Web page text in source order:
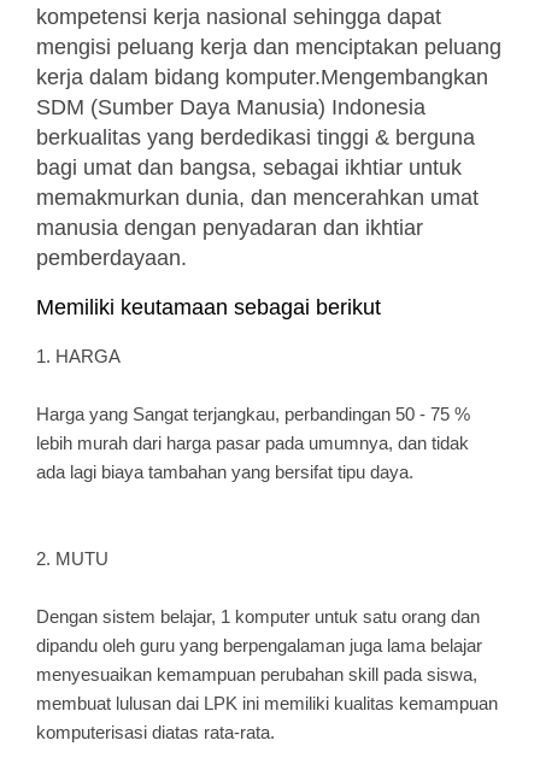
kompetensi kerja nasional sehingga dapat
mengisi peluang kerja dan menciptakan peluang
kerja dalam bidang komputer.Mengembangkan
SDM (Sumber Daya Manusia) Indonesia
berkualitas yang berdedikasi tinggi & berguna
bagi umat dan bangsa, sebagai ikhtiar untuk
memakmurkan dunia, dan mencerahkan umat
manusia dengan penyadaran dan ikhtiar
pemberdayaan.
Memiliki keutamaan sebagai berikut
1. HARGA
Harga yang Sangat terjangkau, perbandingan 50 - 75 %
lebih murah dari harga pasar pada umumnya, dan tidak
ada lagi biaya tambahan yang bersifat tipu daya.
2. MUTU
Dengan sistem belajar, 1 komputer untuk satu orang dan
dipandu oleh guru yang berpengalaman juga lama belajar
menyesuaikan kemampuan perubahan skill pada siswa,
membuat lulusan dai LPK ini memiliki kualitas kemampuan
komputerisasi diatas rata-rata.